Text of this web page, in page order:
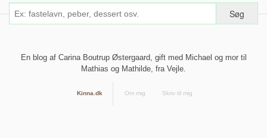
En blog af Carina Boutrup Østergaard, gift med Michael og mor til
Mathias og Mathilde, fra Vejle.
Kinna.dk Om mig Skriv til mig